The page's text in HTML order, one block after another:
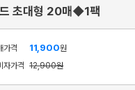
드 초대형 20매◆1팩
가격 11,900원
자가격 12,900원